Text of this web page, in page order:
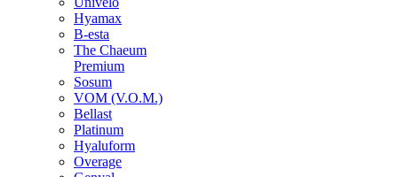
Hyamax
B-esta
The Chaeum
Premium
Sosum
VOM (V.O.M.)
Bellast
Platinum
Hyaluform
Overage